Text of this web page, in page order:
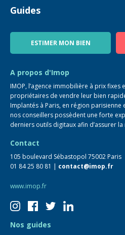
Devenir Conseiller
Guides
Blog
ESTIMER MON BIEN
A propos d'Imop
IMOP, l’agence immobilière à prix fixes
propriétaires de vendre leur bien
Implantés à Paris, en région
nos conseillers possèdent une forte
derniers outils digitaux afin d’assurer
Contact
105 boulevard Sébastopol 75002 Paris
01 84 25 80 81 | contact@imop.fr
www.imop.fr
Nos guides